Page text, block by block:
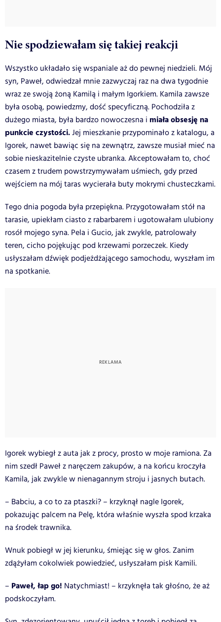
Nie spodziewałam się takiej reakcji
Wszystko układało się wspaniale aż do pewnej niedzieli. Mój
syn, Paweł, odwiedzał mnie zazwyczaj raz na dwa tygodnie
wraz ze swoją żoną Kamilą i małym Igorkiem. Kamila zawsze
była osobą, powiedzmy, dość specyficzną. Pochodziła z
dużego miasta, była bardzo nowoczesna i miała obsesję na
punkcie czystości.Jej mieszkanie przypominało z katalogu, a
Igorek, nawet bawiąc się na zewnątrz, zawsze musiał mieć na
sobie nieskazitelnie czyste ubranka. Akceptowałam to, choć
czasem z trudem powstrzymywałam uśmiech, gdy przed
wejściem na mój taras wycierała buty mokrymi chusteczkami.
Tego dnia pogoda była przepiękna. Przygotowałam stół na
tarasie, upiekłam ciasto z rabarbarem i ugotowałam ulubiony
rosół mojego syna. Pela i Gucio, jak zwykle, patrolowały
teren, cicho pojękując pod krzewami porzeczek. Kiedy
usłyszałam dźwięk podjeżdżającego samochodu, wyszłam im
na spotkanie.
Igorek wybiegł z auta jak z procy, prosto w moje ramiona. Za
nim szedł Paweł z naręczem zakupów, a na końcu kroczyła
Kamila, jak zwykle w nienagannym stroju i jasnych butach.
– Babciu, a co to za ptaszki? – krzyknął nagle Igorek,
pokazując palcem na Pelę, która właśnie wyszła spod krzaka
na środek trawnika.
Wnuk pobiegł w jej kierunku, śmiejąc się w głos. Zanim
zdążyłam cokolwiek powiedzieć, usłyszałam pisk Kamili.
– Paweł, łap go! Natychmiast! – krzyknęła tak głośno, że aż
podskoczyłam.